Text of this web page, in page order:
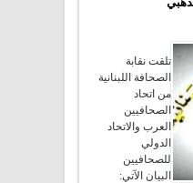
تلقت نقابة
الصحافة اللبنانية
من اتحاد
الصحافيين
العرب والاتحاد
الدولي
للصحافيين
البيان الآتي: